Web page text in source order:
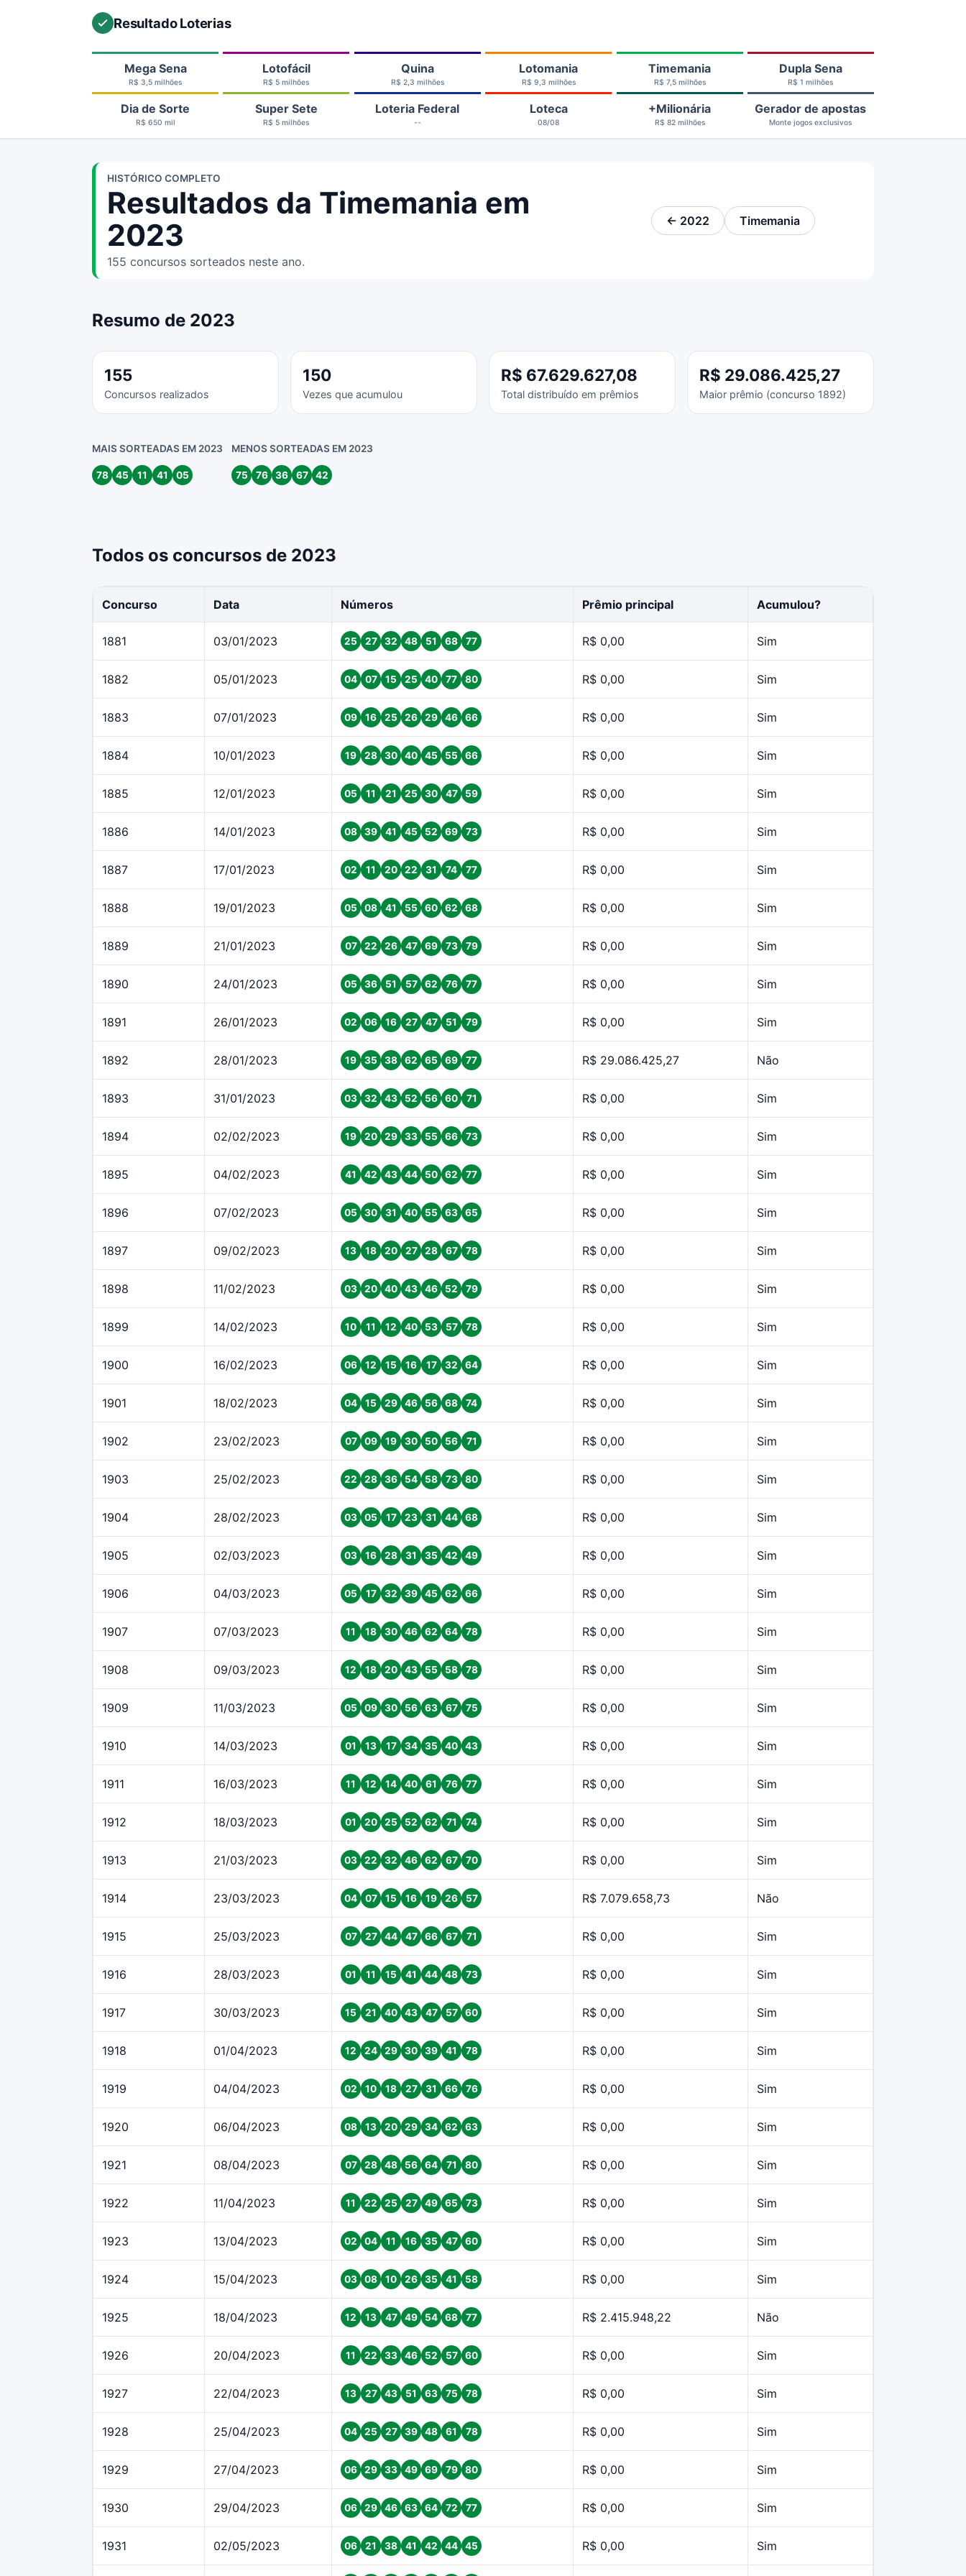
Resultado Loterias
Mega Sena
R$ 3,5 milhões
Lotofácil
R$ 5 milhões
Quina
R$ 2,3 milhões
Lotomania
R$ 9,3 milhões
Timemania
R$ 7,5 milhões
Dupla Sena
R$ 1 milhões
Dia de Sorte
R$ 650 mil
Super Sete
R$ 5 milhões
Loteria Federal
--
Loteca
08/08
+Milionária
R$ 82 milhões
Gerador de apostas
Monte jogos exclusivos
HISTÓRICO COMPLETO
Resultados da Timemania em
2023
155 concursos sorteados neste ano.
← 2022 Timemania
Resumo de 2023
155
Concursos realizados
150
Vezes que acumulou
R$ 67.629.627,08
Total distribuído em prêmios
R$ 29.086.425,27
Maior prêmio (concurso 1892)
MAIS SORTEADAS EM 2023
78 45 11 41 05
MENOS SORTEADAS EM 2023
75 76 36 67 42
Todos os concursos de 2023
Concurso Data Números Prêmio principal Acumulou?
1881 03/01/2023 25 27 32 48 51 68 77 R$ 0,00 Sim
1882 05/01/2023 04 07 15 25 40 77 80 R$ 0,00 Sim
1883 07/01/2023 09 16 25 26 29 46 66 R$ 0,00 Sim
1884 10/01/2023 19 28 30 40 45 55 66 R$ 0,00 Sim
1885 12/01/2023 05 11 21 25 30 47 59 R$ 0,00 Sim
1886 14/01/2023 08 39 41 45 52 69 73 R$ 0,00 Sim
1887 17/01/2023 02 11 20 22 31 74 77 R$ 0,00 Sim
1888 19/01/2023 05 08 41 55 60 62 68 R$ 0,00 Sim
1889 21/01/2023 07 22 26 47 69 73 79 R$ 0,00 Sim
1890 24/01/2023 05 36 51 57 62 76 77 R$ 0,00 Sim
1891 26/01/2023 02 06 16 27 47 51 79 R$ 0,00 Sim
1892 28/01/2023 19 35 38 62 65 69 77 R$ 29.086.425,27 Não
1893 31/01/2023 03 32 43 52 56 60 71 R$ 0,00 Sim
1894 02/02/2023 19 20 29 33 55 66 73 R$ 0,00 Sim
1895 04/02/2023 41 42 43 44 50 62 77 R$ 0,00 Sim
1896 07/02/2023 05 30 31 40 55 63 65 R$ 0,00 Sim
1897 09/02/2023 13 18 20 27 28 67 78 R$ 0,00 Sim
1898 11/02/2023 03 20 40 43 46 52 79 R$ 0,00 Sim
1899 14/02/2023 10 11 12 40 53 57 78 R$ 0,00 Sim
1900 16/02/2023 06 12 15 16 17 32 64 R$ 0,00 Sim
1901 18/02/2023 04 15 29 46 56 68 74 R$ 0,00 Sim
1902 23/02/2023 07 09 19 30 50 56 71 R$ 0,00 Sim
1903 25/02/2023 22 28 36 54 58 73 80 R$ 0,00 Sim
1904 28/02/2023 03 05 17 23 31 44 68 R$ 0,00 Sim
1905 02/03/2023 03 16 28 31 35 42 49 R$ 0,00 Sim
1906 04/03/2023 05 17 32 39 45 62 66 R$ 0,00 Sim
1907 07/03/2023 11 18 30 46 62 64 78 R$ 0,00 Sim
1908 09/03/2023 12 18 20 43 55 58 78 R$ 0,00 Sim
1909 11/03/2023 05 09 30 56 63 67 75 R$ 0,00 Sim
1910 14/03/2023 01 13 17 34 35 40 43 R$ 0,00 Sim
1911 16/03/2023 11 12 14 40 61 76 77 R$ 0,00 Sim
1912 18/03/2023 01 20 25 52 62 71 74 R$ 0,00 Sim
1913 21/03/2023 03 22 32 46 62 67 70 R$ 0,00 Sim
1914 23/03/2023 04 07 15 16 19 26 57 R$ 7.079.658,73 Não
1915 25/03/2023 07 27 44 47 66 67 71 R$ 0,00 Sim
1916 28/03/2023 01 11 15 41 44 48 73 R$ 0,00 Sim
1917 30/03/2023 15 21 40 43 47 57 60 R$ 0,00 Sim
1918 01/04/2023 12 24 29 30 39 41 78 R$ 0,00 Sim
1919 04/04/2023 02 10 18 27 31 66 76 R$ 0,00 Sim
1920 06/04/2023 08 13 20 29 34 62 63 R$ 0,00 Sim
1921 08/04/2023 07 28 48 56 64 71 80 R$ 0,00 Sim
1922 11/04/2023 11 22 25 27 49 65 73 R$ 0,00 Sim
1923 13/04/2023 02 04 11 16 35 47 60 R$ 0,00 Sim
1924 15/04/2023 03 08 10 26 35 41 58 R$ 0,00 Sim
1925 18/04/2023 12 13 47 49 54 68 77 R$ 2.415.948,22 Não
1926 20/04/2023 11 22 33 46 52 57 60 R$ 0,00 Sim
1927 22/04/2023 13 27 43 51 63 75 78 R$ 0,00 Sim
1928 25/04/2023 04 25 27 39 48 61 78 R$ 0,00 Sim
1929 27/04/2023 06 29 33 49 69 79 80 R$ 0,00 Sim
1930 29/04/2023 06 29 46 63 64 72 77 R$ 0,00 Sim
1931 02/05/2023 06 21 38 41 42 44 45 R$ 0,00 Sim